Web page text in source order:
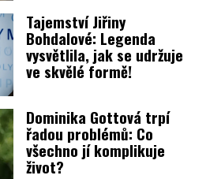
Tajemství Jiřiny
Bohdalové: Legenda
vysvětlila, jak se udržuje
ve skvělé formě!
Dominika Gottová trpí
řadou problémů: Co
všechno jí komplikuje
život?